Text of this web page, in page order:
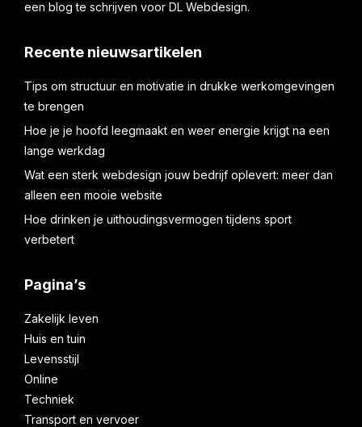
een blog te schrijven voor DL Webdesign.
Recente nieuwsartikelen
Tips om structuur en motivatie in drukke werkomgevingen
te brengen
Hoe je je hoofd leegmaakt en weer energie krijgt na een
lange werkdag
Wat een sterk webdesign jouw bedrijf oplevert: meer dan
alleen een mooie website
Hoe drinken je uithoudingsvermogen tijdens sport
verbetert
Pagina’s
Zakelijk leven
Huis en tuin
Levensstijl
Online
Techniek
Transport en vervoer